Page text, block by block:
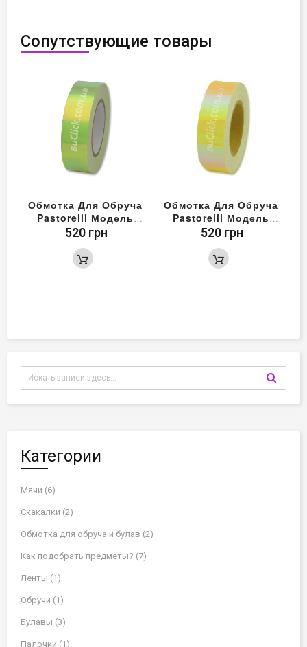
Сопутствующие товары
Обмотка Для Обруча
Pastorelli Модель
Laser Цвет Желтый-
Зеленый
520 грн
Обмотка Для Обруча
Pastorelli Модель
Laser Цвет Желтый
520 грн
Категории
Мячи (6)
Скакалки (2)
Обмотка для обруча и булав (2)
Как подобрать предметы? (7)
Ленты (1)
Обручи (1)
Булавы (3)
Палочки (1)